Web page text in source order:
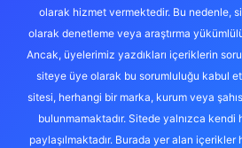
olarak hizmet vermektedir. Bu nedenle,
olarak denetleme veya araştırma
Ancak, üyelerimiz yazdıkları içeriklerin
siteye üye olarak bu sorumluluğu kabul
sitesi, herhangi bir marka, kurum veya
bulunmamaktadır. Sitede yalnızca kendi
paylaşılmaktadır. Burada yer alan içerikler